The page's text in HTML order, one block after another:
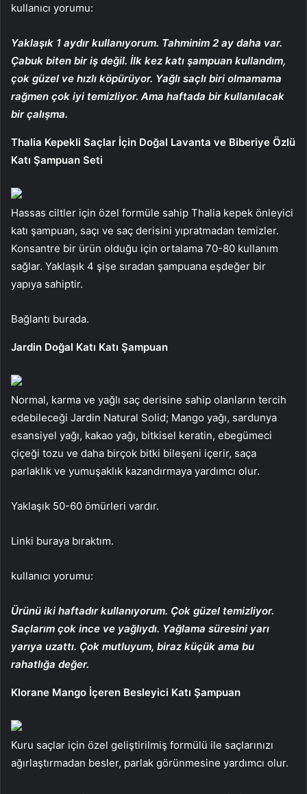
kullanıcı yorumu:
Yaklaşık 1 aydır kullanıyorum. Tahminim 2 ay daha var.
Çabuk biten bir iş değil. İlk kez katı şampuan kullandım,
çok güzel ve hızlı köpürüyor. Yağlı saçlı biri olmamama
rağmen çok iyi temizliyor. Ama haftada bir kullanılacak
bir çalışma.
Thalia Kepekli Saçlar İçin Doğal Lavanta ve Biberiye Özlü
Katı Şampuan Seti
Hassas ciltler için özel formüle sahip Thalia kepek önleyici
katı şampuan, saçı ve saç derisini yıpratmadan temizler.
Konsantre bir ürün olduğu için ortalama 70-80 kullanım
sağlar. Yaklaşık 4 şişe sıradan şampuana eşdeğer bir
yapıya sahiptir.
Bağlantı burada.
Jardin Doğal Katı Katı Şampuan
Normal, karma ve yağlı saç derisine sahip olanların tercih
edebileceği Jardin Natural Solid; Mango yağı, sardunya
esansiyel yağı, kakao yağı, bitkisel keratin, ebegümeci
çiçeği tozu ve daha birçok bitki bileşeni içerir, saça
parlaklık ve yumuşaklık kazandırmaya yardımcı olur.
Yaklaşık 50-60 ömürleri vardır.
Linki buraya bıraktım.
kullanıcı yorumu:
Ürünü iki haftadır kullanıyorum. Çok güzel temizliyor.
Saçlarım çok ince ve yağlıydı. Yağlama süresini yarı
yarıya uzattı. Çok mutluyum, biraz küçük ama bu
rahatlığa değer.
Klorane Mango İçeren Besleyici Katı Şampuan
Kuru saçlar için özel geliştirilmiş formülü ile saçlarınızı
ağırlaştırmadan besler, parlak görünmesine yardımcı olur.